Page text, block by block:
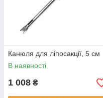
Канюля для ліпосакції, 5 см
В наявності
1 008 ₴